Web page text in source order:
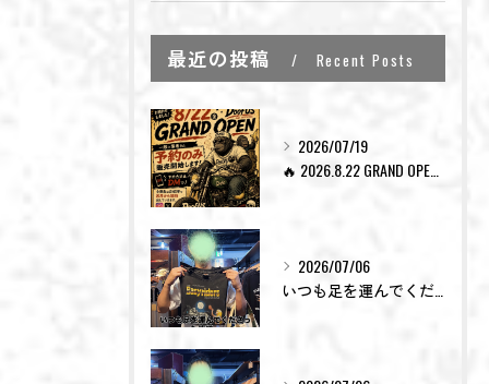
最近の投稿 Recent Posts
2026/07/19
2026/07/06